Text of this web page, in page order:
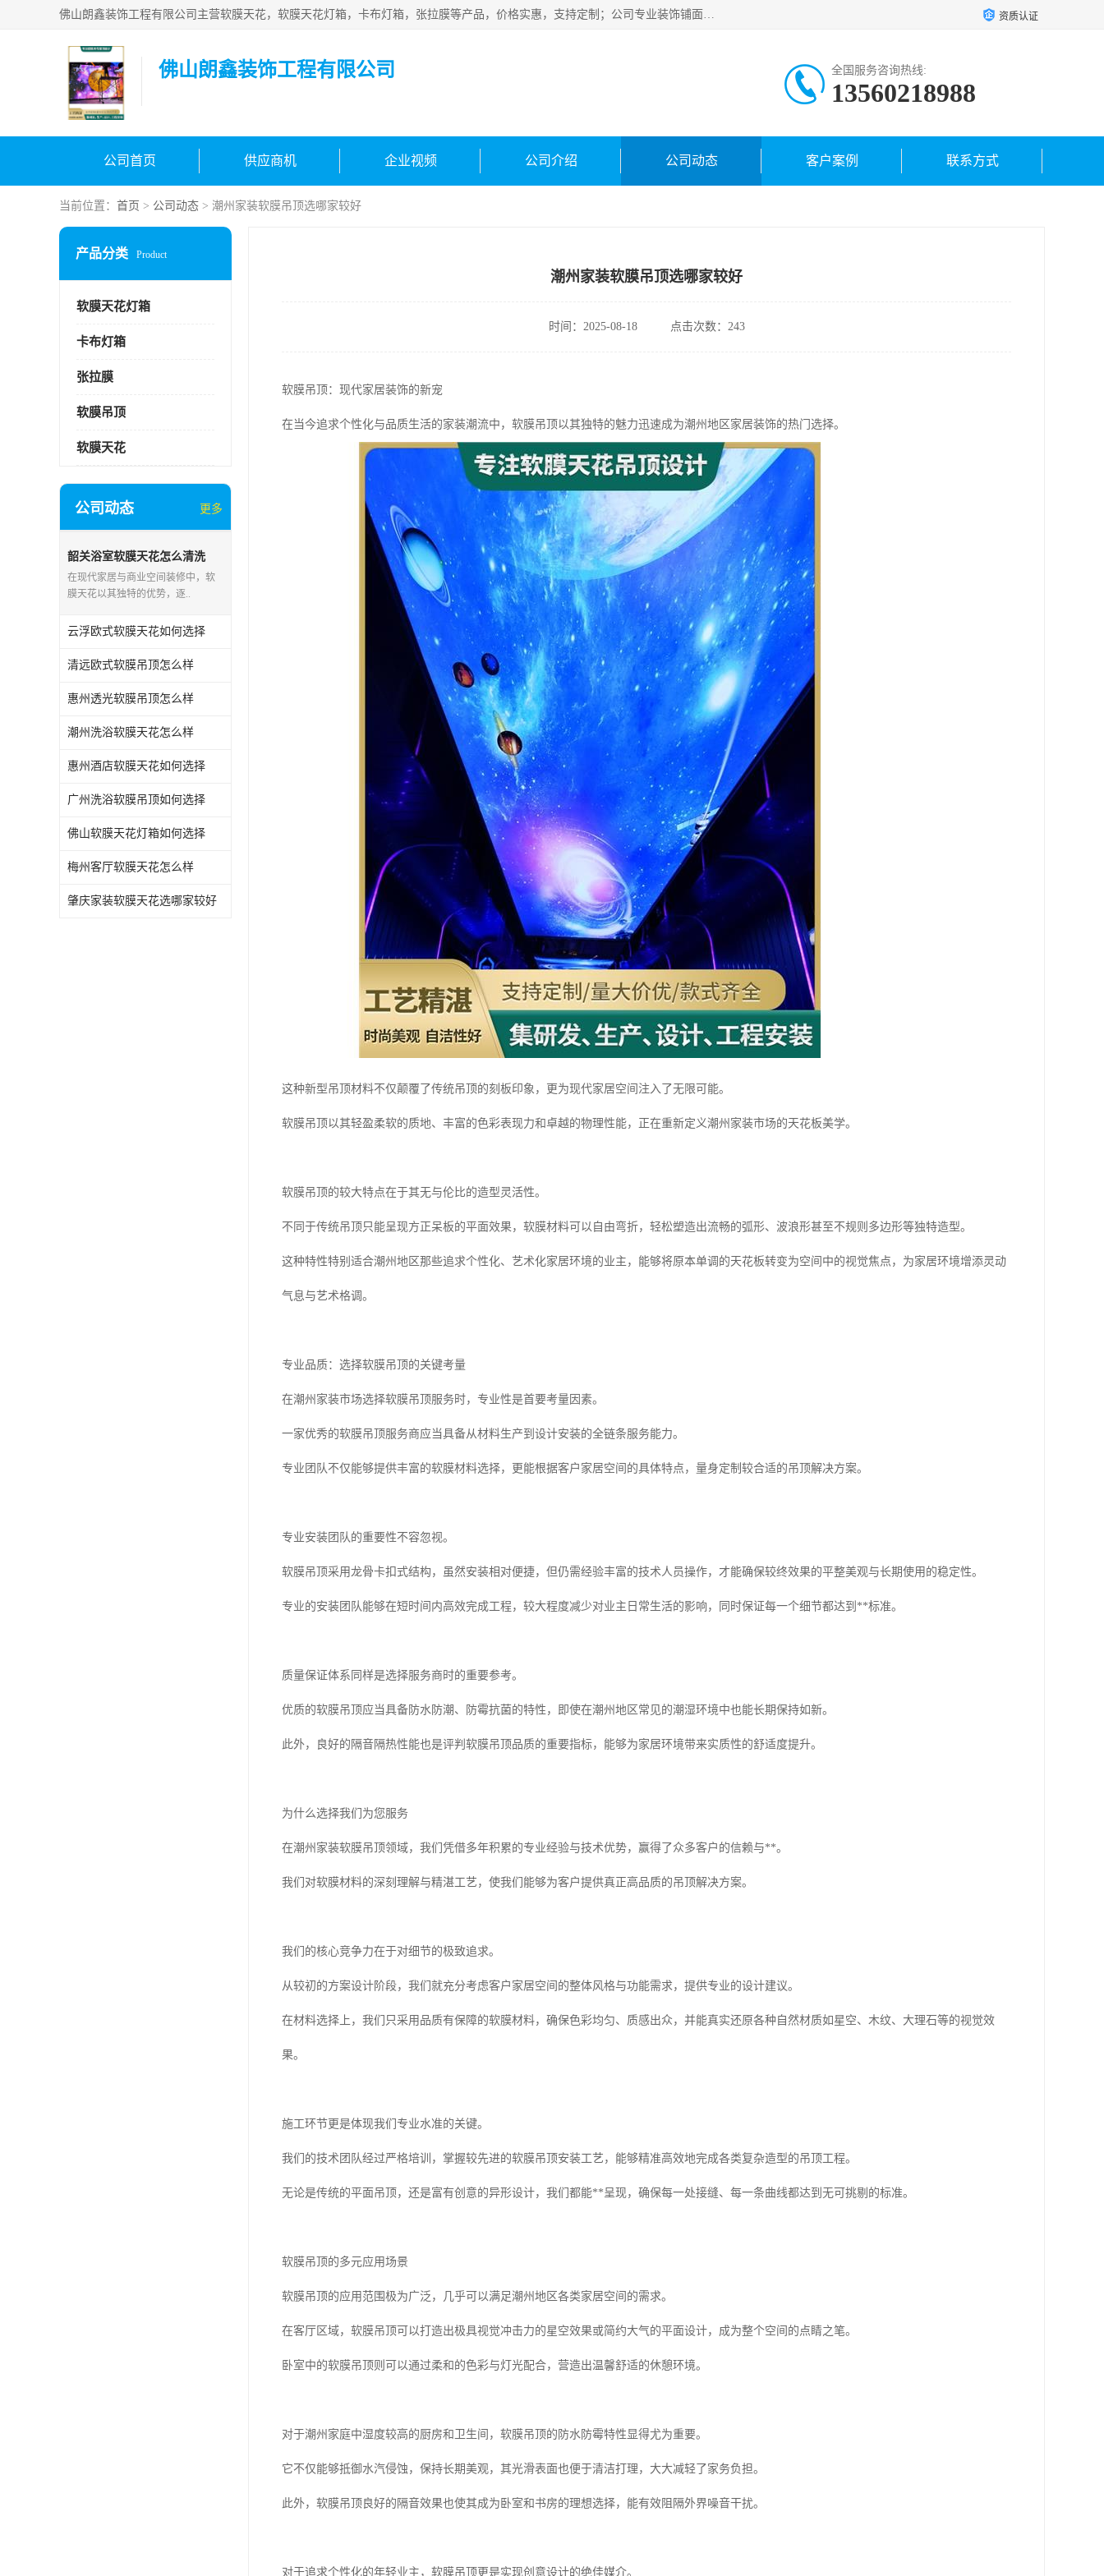
佛山朗鑫装饰工程有限公司主营软膜天花，软膜天花灯箱，卡布灯箱，张拉膜等产品，价格实惠，支持定制；公司专业装饰铺面，家居，会展特装，软膜等工程，技能精良人员，安装快、价格合理，质量保证、热诚与各方有识人士合作，欢迎新老客户来电咨询。 资质认证
佛山朗鑫装饰工程有限公司 全国服务咨询热线:
13560218988
公司首页 供应商机 企业视频 公司介绍 公司动态 客户案例 联系方式
当前位置： 首页 > 公司动态 > 潮州家装软膜吊顶选哪家较好
产品分类 Product
软膜天花灯箱
卡布灯箱
张拉膜
软膜吊顶
软膜天花
公司动态 更多
韶关浴室软膜天花怎么清洗
在现代家居与商业空间装修中，软
膜天花以其独特的优势，逐..
云浮欧式软膜天花如何选择
清远欧式软膜吊顶怎么样
惠州透光软膜吊顶怎么样
潮州洗浴软膜天花怎么样
惠州酒店软膜天花如何选择
广州洗浴软膜吊顶如何选择
佛山软膜天花灯箱如何选择
梅州客厅软膜天花怎么样
肇庆家装软膜天花选哪家较好
潮州家装软膜吊顶选哪家较好
时间：2025-08-18 点击次数：243
软膜吊顶：现代家居装饰的新宠
在当今追求个性化与品质生活的家装潮流中，软膜吊顶以其独特的魅力迅速成为潮州地区家居装饰的热门选择。
这种新型吊顶材料不仅颠覆了传统吊顶的刻板印象，更为现代家居空间注入了无限可能。
软膜吊顶以其轻盈柔软的质地、丰富的色彩表现力和卓越的物理性能，正在重新定义潮州家装市场的天花板美学。
软膜吊顶的较大特点在于其无与伦比的造型灵活性。
不同于传统吊顶只能呈现方正呆板的平面效果，软膜材料可以自由弯折，轻松塑造出流畅的弧形、波浪形甚至不规则多边形等独特造型。
这种特性特别适合潮州地区那些追求个性化、艺术化家居环境的业主，能够将原本单调的天花板转变为空间中的视觉焦点，为家居环境增添灵动
气息与艺术格调。
专业品质：选择软膜吊顶的关键考量
在潮州家装市场选择软膜吊顶服务时，专业性是首要考量因素。
一家优秀的软膜吊顶服务商应当具备从材料生产到设计安装的全链条服务能力。
专业团队不仅能够提供丰富的软膜材料选择，更能根据客户家居空间的具体特点，量身定制较合适的吊顶解决方案。
专业安装团队的重要性不容忽视。
软膜吊顶采用龙骨卡扣式结构，虽然安装相对便捷，但仍需经验丰富的技术人员操作，才能确保较终效果的平整美观与长期使用的稳定性。
专业的安装团队能够在短时间内高效完成工程，较大程度减少对业主日常生活的影响，同时保证每一个细节都达到**标准。
质量保证体系同样是选择服务商时的重要参考。
优质的软膜吊顶应当具备防水防潮、防霉抗菌的特性，即使在潮州地区常见的潮湿环境中也能长期保持如新。
此外，良好的隔音隔热性能也是评判软膜吊顶品质的重要指标，能够为家居环境带来实质性的舒适度提升。
为什么选择我们为您服务
在潮州家装软膜吊顶领域，我们凭借多年积累的专业经验与技术优势，赢得了众多客户的信赖与**。
我们对软膜材料的深刻理解与精湛工艺，使我们能够为客户提供真正高品质的吊顶解决方案。
我们的核心竞争力在于对细节的极致追求。
从较初的方案设计阶段，我们就充分考虑客户家居空间的整体风格与功能需求，提供专业的设计建议。
在材料选择上，我们只采用品质有保障的软膜材料，确保色彩均匀、质感出众，并能真实还原各种自然材质如星空、木纹、大理石等的视觉效
果。
施工环节更是体现我们专业水准的关键。
我们的技术团队经过严格培训，掌握较先进的软膜吊顶安装工艺，能够精准高效地完成各类复杂造型的吊顶工程。
无论是传统的平面吊顶，还是富有创意的异形设计，我们都能**呈现，确保每一处接缝、每一条曲线都达到无可挑剔的标准。
软膜吊顶的多元应用场景
软膜吊顶的应用范围极为广泛，几乎可以满足潮州地区各类家居空间的需求。
在客厅区域，软膜吊顶可以打造出极具视觉冲击力的星空效果或简约大气的平面设计，成为整个空间的点睛之笔。
卧室中的软膜吊顶则可以通过柔和的色彩与灯光配合，营造出温馨舒适的休憩环境。
对于潮州家庭中湿度较高的厨房和卫生间，软膜吊顶的防水防霉特性显得尤为重要。
它不仅能够抵御水汽侵蚀，保持长期美观，其光滑表面也便于清洁打理，大大减轻了家务负担。
此外，软膜吊顶良好的隔音效果也使其成为卧室和书房的理想选择，能有效阻隔外界噪音干扰。
对于追求个性化的年轻业主，软膜吊顶更是实现创意设计的绝佳媒介。